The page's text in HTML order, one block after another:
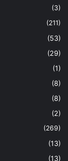
(3)
(211)
(53)
(29)
(1)
(8)
(8)
(2)
(269)
(13)
(13)